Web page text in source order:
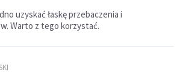
uzyskać łaskę przebaczenia i
Warto z tego korzystać.